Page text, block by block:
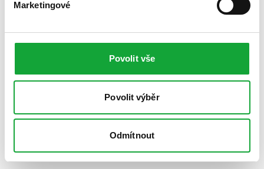
Marketingové
Povolit vše
Povolit výběr
Odmítnout